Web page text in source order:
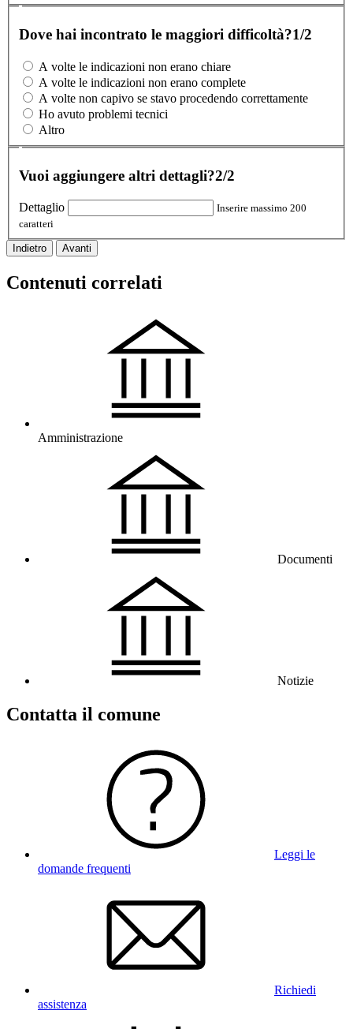
Dove hai incontrato le maggiori difficoltà?1/2
A volte le indicazioni non erano chiare
A volte le indicazioni non erano complete
A volte non capivo se stavo procedendo correttamente
Ho avuto problemi tecnici
Altro
Vuoi aggiungere altri dettagli?2/2
Dettaglio
Inserire massimo 200
caratteri
Indietro Avanti
Contenuti correlati
Amministrazione
Documenti
Notizie
Contatta il comune
Leggi le
domande frequenti
Richiedi
assistenza